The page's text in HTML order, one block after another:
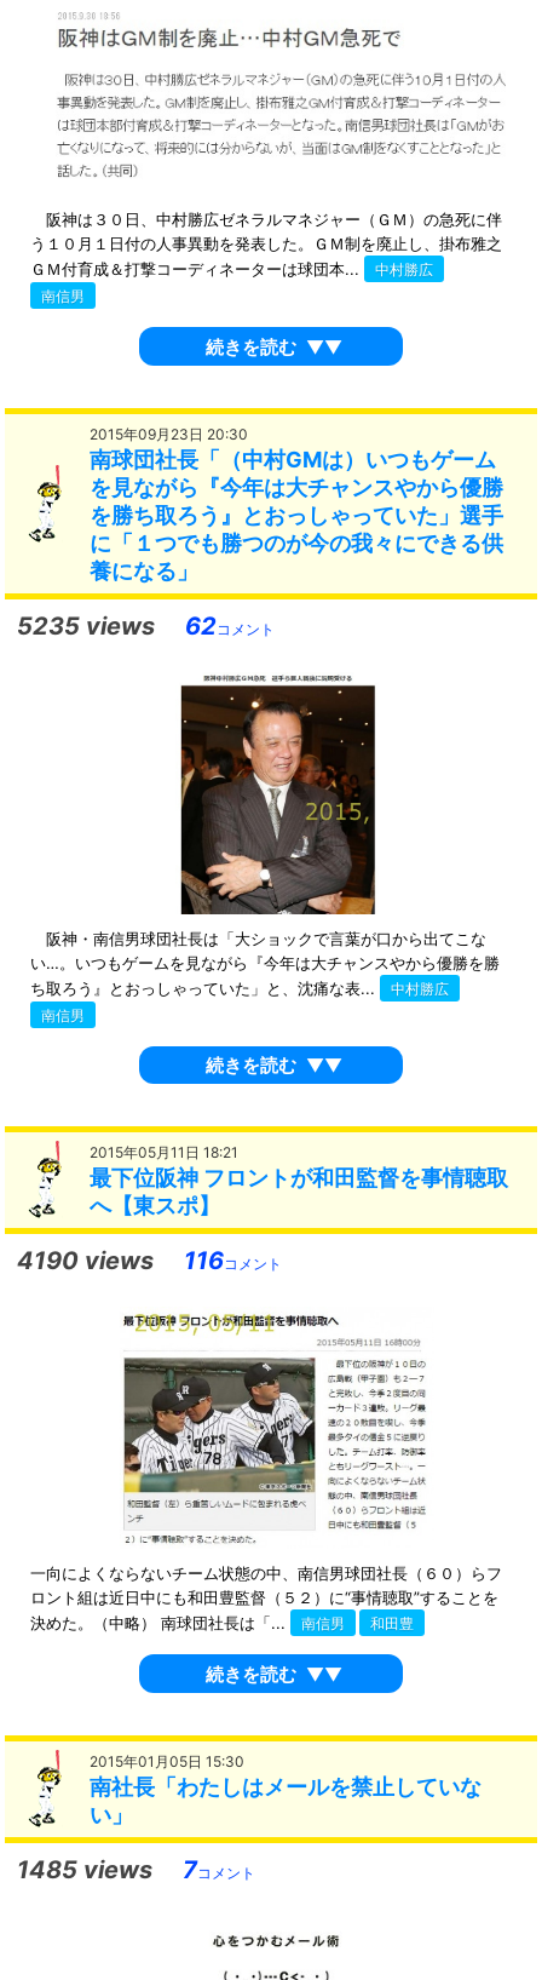
阪神は３０日、中村勝広ゼネラルマネジャー（ＧＭ）の急死に伴
う１０月１日付の人事異動を発表した。ＧＭ制を廃止し、掛布雅之
ＧＭ付育成＆打撃コーディネーターは球団本...
中村勝広
南信男
続きを読む ▼▼
2015年09月23日 20:30
南球団社長「（中村GMは）いつもゲーム
を見ながら『今年は大チャンスやから優勝
を勝ち取ろう』とおっしゃっていた」選手
に「１つでも勝つのが今の我々にできる供
養になる」
5235 views 62コメント
阪神・南信男球団社長は「大ショックで言葉が口から出てこな
い…。いつもゲームを見ながら『今年は大チャンスやから優勝を勝
ち取ろう』とおっしゃっていた」と、沈痛な表...
中村勝広
南信男
続きを読む ▼▼
2015年05月11日 18:21
最下位阪神 フロントが和田監督を事情聴取
へ【東スポ】
4190 views 116コメント
一向によくならないチーム状態の中、南信男球団社長（６０）らフ
ロント組は近日中にも和田豊監督（５２）に“事情聴取”することを
決めた。（中略） 南球団社長は「...
南信男 和田豊
続きを読む ▼▼
2015年01月05日 15:30
南社長「わたしはメールを禁止していな
い」
1485 views 7コメント